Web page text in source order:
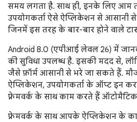
समय लगता है. साथ ही, इनके लिए आम
उपयोगकर्ता ऐसे ऐप्लिकेशन से आसानी
जिनमें इस तरह के बार-बार होने वाले
Android 8.0 (एपीआई लेवल 26) में
की सुविधा उपलब्ध है. इसकी मदद से,
जैसे फ़ॉर्म आसानी से भरे जा सकते हैं.
ऐप्लिकेशन, उपयोगकर्ता के ऑप्ट इन
फ़्रेमवर्क के साथ काम करते हैं ऑटोमैटिक
फ़्रेमवर्क के साथ आपके ऐप्लिकेशन के